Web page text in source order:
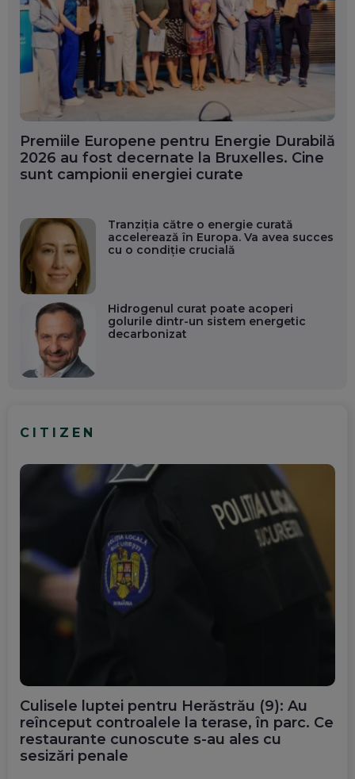
Premiile Europene pentru Energie Durabilă
2026 au fost decernate la Bruxelles. Cine
sunt campionii energiei curate
Tranziția către o energie curată
accelerează în Europa. Va avea succes
cu o condiție crucială
Hidrogenul curat poate acoperi
golurile dintr-un sistem energetic
decarbonizat
CITIZEN
Culisele luptei pentru Herăstrău (9): Au
reînceput controalele la terase, în parc. Ce
restaurante cunoscute s-au ales cu
sesizări penale